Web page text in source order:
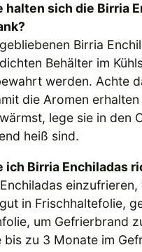
halten sich die Birria
Birria
Behälter im
werden. Achte
die Aromen erhalten
lege sie in den
heiß sind.
ich Birria Enchiladas
in Frischhaltefolie,
um Gefrierbrand
bis zu 3 Monate im